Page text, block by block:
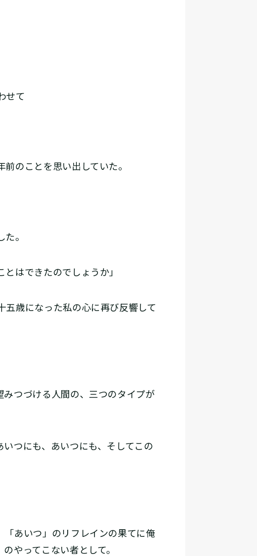
せて
のことを思い出していた。
。
はできたのでしょうか」
歳になった私の心に再び反響して
つづける人間の、三つのタイプが
つにも、あいつにも、そしてこの
あいつ」のリフレインの果てに俺
やってこない者として。